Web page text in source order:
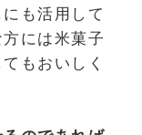
も活用して
には米菓子
もおいしく